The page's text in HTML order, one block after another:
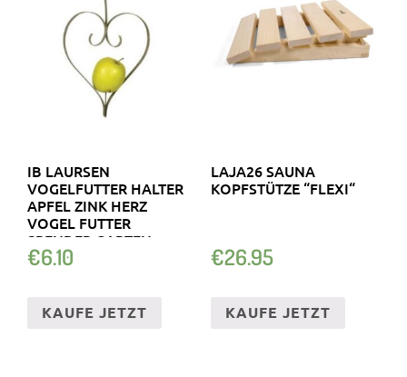
IB LAURSEN
VOGELFUTTER HALTER
APFEL ZINK HERZ
VOGEL FUTTER
SPENDER GARTEN
HÄNGEN
€6.10
KAUFE JETZT
LAJA26 SAUNA
KOPFSTÜTZE “FLEXI“
€26.95
KAUFE JETZT